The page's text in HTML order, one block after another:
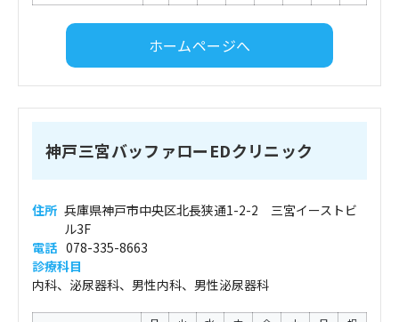
ホームページへ
神戸三宮バッファローEDクリニック
住所 兵庫県神戸市中央区北長狭通1-2-2 三宮イーストビ
ル3F
電話 078-335-8663
診療科目
内科、泌尿器科、男性内科、男性泌尿器科